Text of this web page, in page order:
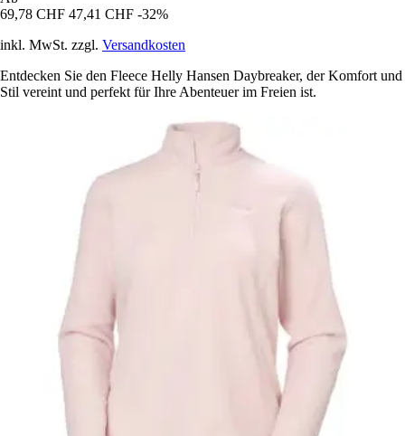
69,78 CHF 47,41 CHF -32%
inkl. MwSt. zzgl. Versandkosten
Entdecken Sie den Fleece Helly Hansen Daybreaker, der Komfort und
Stil vereint und perfekt für Ihre Abenteuer im Freien ist.